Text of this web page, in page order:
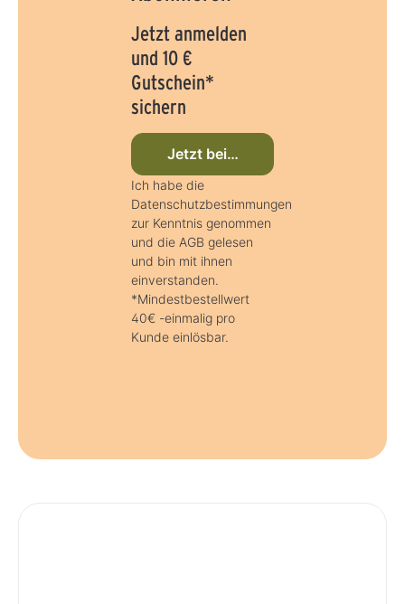
Jetzt anmelden
und 10 €
Gutschein*
sichern
Jetzt beim Newsletter anmelden
Ich habe die
Datenschutzbestimmungen
zur Kenntnis genommen
und die AGB gelesen
und bin mit ihnen
einverstanden.
*Mindestbestellwert
40€ -einmalig pro
Kunde einlösbar.